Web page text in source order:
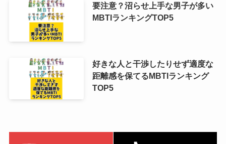
要注意？沼らせ上手な男子が多い
MBTIランキングTOP5
好きな人と干渉したりせず適度な
距離感を保てるMBTIランキング
TOP5